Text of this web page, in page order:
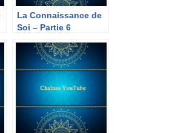
La Connaissance de
Soi – Partie 6